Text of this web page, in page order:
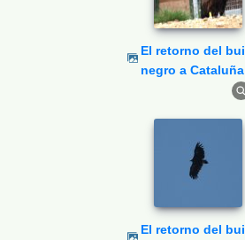
El retorno del buitre
negro a Cataluña
El retorno del buitre